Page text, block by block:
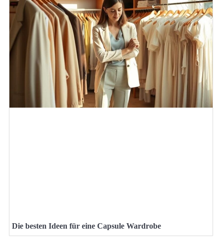
Die besten Ideen für eine Capsule Wardrobe